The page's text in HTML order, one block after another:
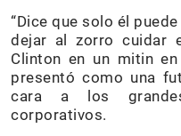
“Dice que solo él
dejar al zorro cuidar
Clinton en un mitin
presentó como una
cara a los
corporativos.